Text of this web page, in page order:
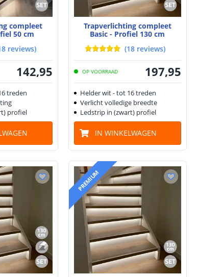
compleet
50 cm
reviews)
142,95
treden
profiel
Trapverlichting compleet
Basic - Profiel 130 cm
(18 reviews)
OP VOORRAAD 197,95
Helder wit - tot 16 treden
Verlicht volledige breedte
Ledstrip in (zwart) profiel
IN WINKELWAGEN
PREMIUM